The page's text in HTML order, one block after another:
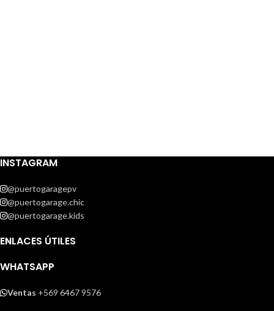
INSTAGRAM
@puertogaragepv
@puertogarage.chic
@puertogarage.kids
ENLACES ÚTILES
WHATSAPP
Ventas +569 6467 9576